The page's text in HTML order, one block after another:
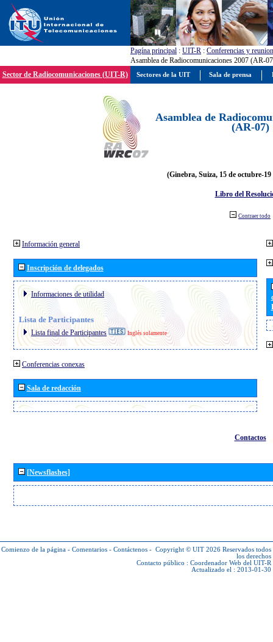
Pagína principal : UIT-R : Conferencias y
Asamblea de Radiocomunicaciones 2007 (AR-
Sector de Radiocomunicaciones (UIT-R)
Asamblea de
(AR-07)
(Ginebra, Suiza, 15 de octubre-19
Libro del
Contraer todo
Información general
Inscripción de delegados
Informaciones de utilidad
Lista de Participantes
Lista final de Participantes Inglés solamente
Conferencias conexas
Sala de redacción
Contactos
[Newsflashes]
Comienzo de la página - Comentarios - Contáctenos - Copyright © UIT 2026 Reservados todos
los derechos
Contacto público : Coordenador Web del UIT-R
Actualizado el : 2013-01-30
Sectores de la UIT Sala de prensa